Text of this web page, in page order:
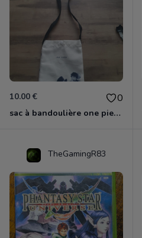
10.00 € 0
sac à bandoulière one piece neuf
TheGamingR83